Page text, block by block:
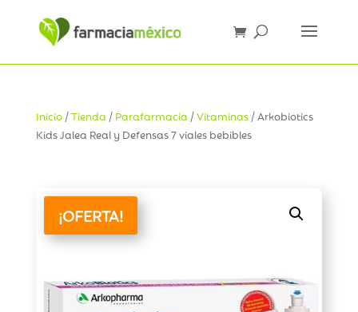
Inicio/Tienda / Parafarmacia /Vitaminas/ Arkobiotics
Kids Jalea Real y Defensas 7 viales bebibles
¡OFERTA!